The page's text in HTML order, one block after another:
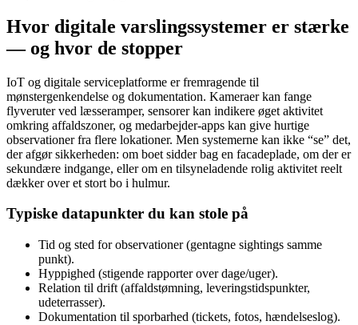
Hvor digitale varslingssystemer er stærke
— og hvor de stopper
IoT og digitale serviceplatforme er fremragende til
mønstergenkendelse og dokumentation. Kameraer kan fange
flyveruter ved læsseramper, sensorer kan indikere øget aktivitet
omkring affaldszoner, og medarbejder-apps kan give hurtige
observationer fra flere lokationer. Men systemerne kan ikke “se” det,
der afgør sikkerheden: om boet sidder bag en facadeplade, om der er
sekundære indgange, eller om en tilsyneladende rolig aktivitet reelt
dækker over et stort bo i hulmur.
Typiske datapunkter du kan stole på
Tid og sted for observationer (gentagne sightings samme
punkt).
Hyppighed (stigende rapporter over dage/uger).
Relation til drift (affaldstømning, leveringstidspunkter,
udeterrasser).
Dokumentation til sporbarhed (tickets, fotos, hændelseslog).